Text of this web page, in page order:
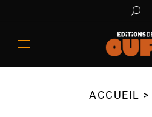
Vous êtes ici :ACCUEIL